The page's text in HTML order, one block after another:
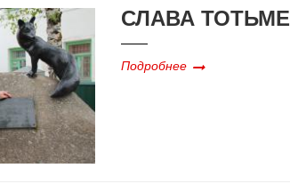
СЛАВА ТОТЬМЕ
Подробнее